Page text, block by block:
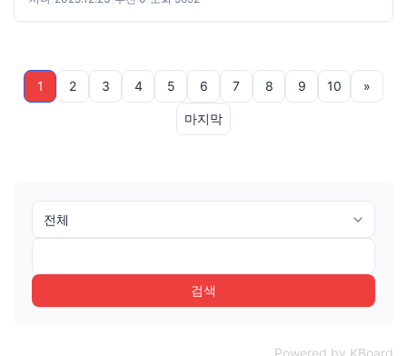
1 2 3 4 5 6 7 8 9 10 »
마지막
검색
Powered by KBoard